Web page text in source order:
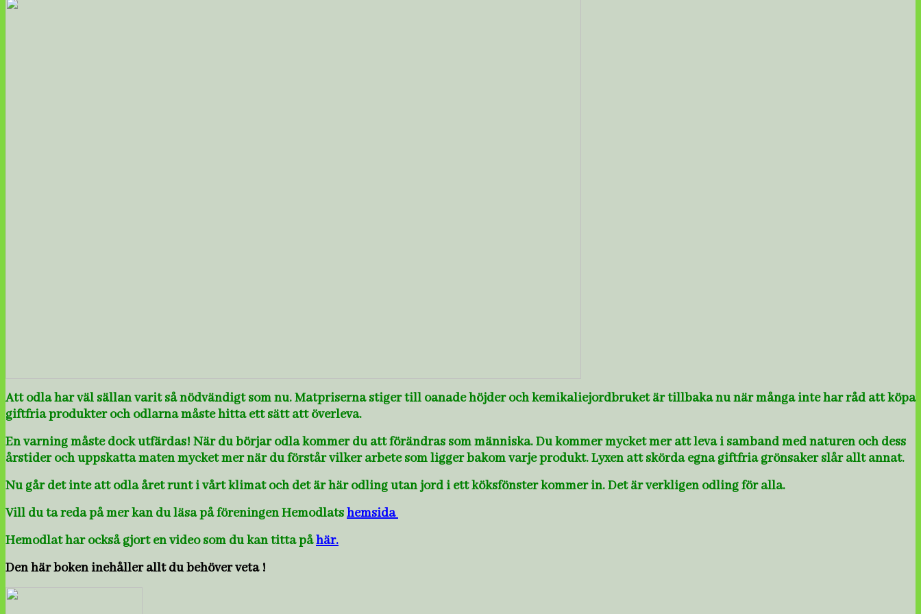
Att odla har väl sällan varit så nödvändigt som nu. Matpriserna stiger till oanade höjder och kemikaliejordbruket är tillbaka nu när många inte har råd att köpa
giftfria produkter och odlarna måste hitta ett sätt att överleva.
En varning måste dock utfärdas! När du börjar odla kommer du att förändras som människa. Du kommer mycket mer att leva i samband med naturen och dess
årstider och uppskatta maten mycket mer när du förstår vilker arbete som ligger bakom varje produkt. Lyxen att skörda egna giftfria grönsaker slår allt annat.
Nu går det inte att odla året runt i vårt klimat och det är här odling utan jord i ett köksfönster kommer in. Det är verkligen odling för alla.
Vill du ta reda på mer kan du läsa på föreningen Hemodlatshemsida
Hemodlat har också gjort en video som du kan titta påhär.
Den här boken inehåller allt du behöver veta !